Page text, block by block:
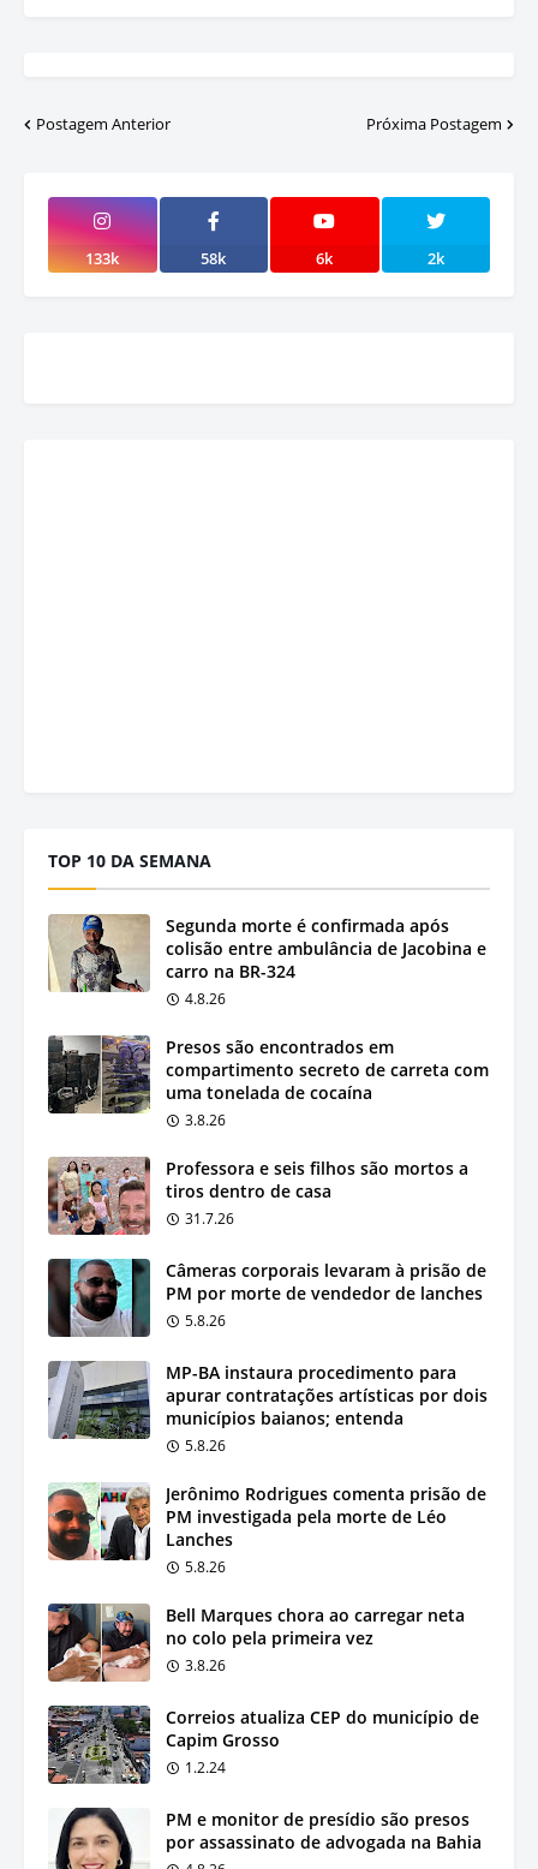
Postagem Anterior Próxima Postagem
133k 58k 6k 2k
TOP 10 DA SEMANA
Segunda morte é confirmada após
colisão entre ambulância de Jacobina e
carro na BR-324
4.8.26
Presos são encontrados em
compartimento secreto de carreta com
uma tonelada de cocaína
3.8.26
Professora e seis filhos são mortos a
tiros dentro de casa
31.7.26
Câmeras corporais levaram à prisão de
PM por morte de vendedor de lanches
5.8.26
MP-BA instaura procedimento para
apurar contratações artísticas por dois
municípios baianos; entenda
5.8.26
Jerônimo Rodrigues comenta prisão de
PM investigada pela morte de Léo
Lanches
5.8.26
Bell Marques chora ao carregar neta
no colo pela primeira vez
3.8.26
Correios atualiza CEP do município de
Capim Grosso
1.2.24
PM e monitor de presídio são presos
por assassinato de advogada na Bahia